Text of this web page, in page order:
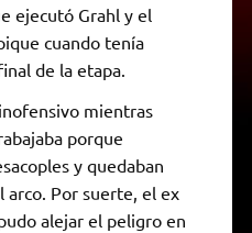
ejecutó Grahl y el
cuando tenía
de la etapa.
mientras
porque
y quedaban
arco. Por suerte, el ex
alejar el peligro en